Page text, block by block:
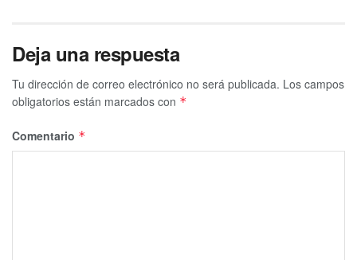
Deja una respuesta
Tu dirección de correo electrónico no será publicada. Los campos
obligatorios están marcados con *
Comentario *